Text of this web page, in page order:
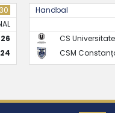
26
24
Handbal
CS
CSM